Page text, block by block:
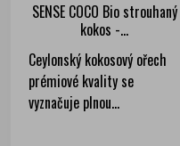
SENSE COCO Bio strouhaný
kokos -...
Ceylonský kokosový ořech
prémiové kvality se
vyznačuje plnou...